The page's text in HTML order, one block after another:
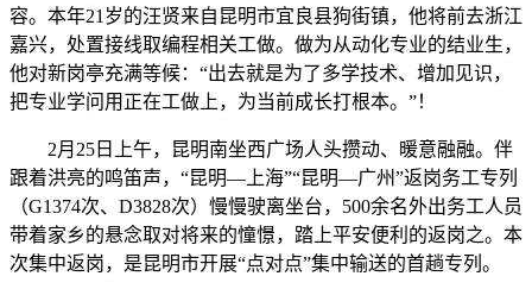
容。本年21岁的汪贤来自昆明市宜良县狗街镇，他将前去浙江
嘉兴，处置接线取编程相关工做。做为从动化专业的结业生，
他对新岗亭充满等候：“出去就是为了多学技术、增加见识，
把专业学问用正在工做上，为当前成长打根本。”！
2月25日上午，昆明南坐西广场人头攒动、暖意融融。伴
跟着洪亮的鸣笛声，“昆明—上海”“昆明—广州”返岗务工专列
（G1374次、D3828次）慢慢驶离坐台，500余名外出务工人员
带着家乡的悬念取对将来的憧憬，踏上平安便利的返岗之。本
次集中返岗，是昆明市开展“点对点”集中输送的首趟专列。